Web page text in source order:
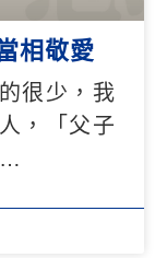
相敬愛
很少，我
，「父子
…